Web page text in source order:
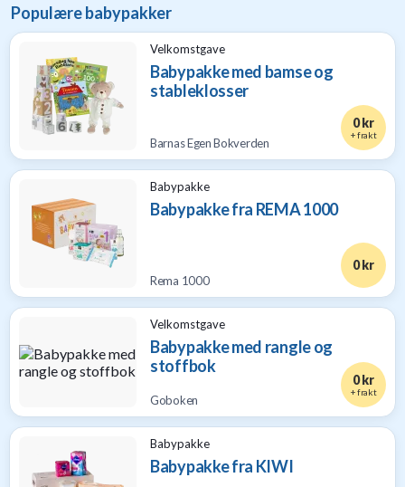
Populære babypakker
Velkomstgave
Babypakke med bamse og
stableklosser
Barnas Egen Bokverden
0 kr
+ frakt
Babypakke
Babypakke fra REMA 1000
Rema 1000
0 kr
Velkomstgave
Babypakke med rangle og
stoffbok
Goboken
0 kr
+ frakt
Babypakke
Babypakke fra KIWI